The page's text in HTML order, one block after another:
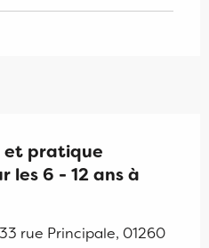
et pratique
les 6 - 12 ans à
rue Principale, 01260